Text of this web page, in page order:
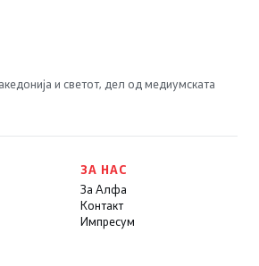
и светот, дел од медиумската
ЗА НАС
За Алфа
Контакт
Импресум